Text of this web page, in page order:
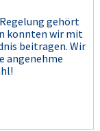
gehört
konnten wir mit
beitragen. Wir
angenehme